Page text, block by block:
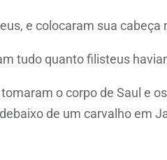
e colocaram sua cabeça
tudo quanto filisteus
o corpo de Saul e
de um carvalho em